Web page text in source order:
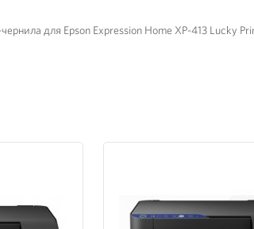
для Epson Expression Home XP-413 Lucky